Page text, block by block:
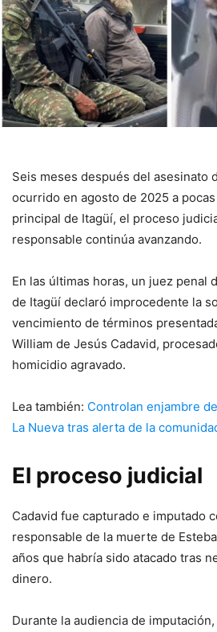
Seis meses después del asesinato
ocurrido en agosto de 2025 a
principal de Itagüí, el proceso
responsable continúa avanzando.
En las últimas horas, un juez penal
de Itagüí declaró improcedente la
vencimiento de términos
William de Jesús Cadavid,
homicidio agravado.
Lea también: Controlan enjambre
La Nueva tras alerta de la
El proceso judicial
Cadavid fue capturado e imputado
responsable de la muerte de
años que habría sido atacado tras
dinero.
Durante la audiencia de